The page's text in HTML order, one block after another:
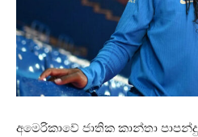
අමෙරිකාවේ ජාතික කාන්තා